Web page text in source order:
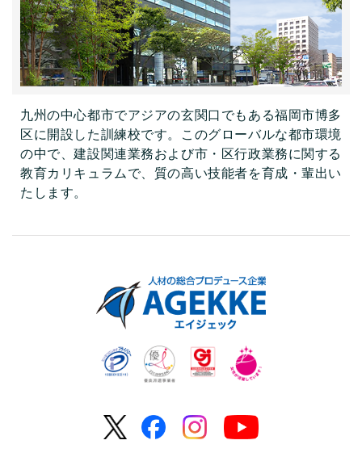
九州の中心都市でアジアの玄関口でもある福岡市博多
区に開設した訓練校です。このグローバルな都市環境
の中で、建設関連業務および市・区行政業務に関する
教育カリキュラムで、質の高い技能者を育成・輩出い
たします。